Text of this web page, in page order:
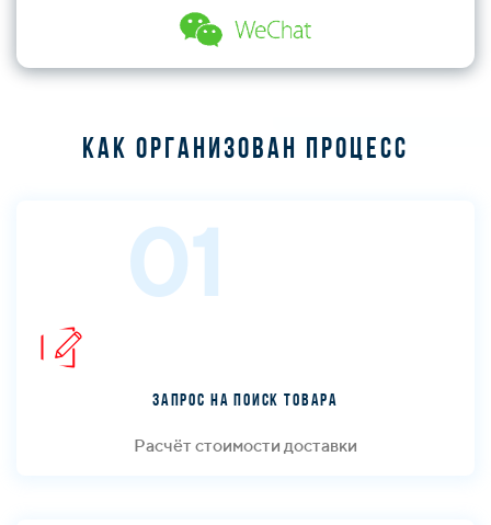
Как организован процесс
01
Запрос на поиск товара
Расчёт стоимости доставки